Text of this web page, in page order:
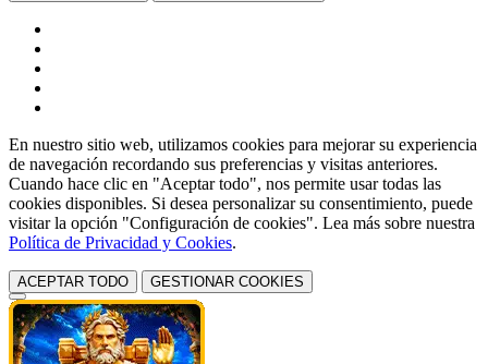
En nuestro sitio web, utilizamos cookies para mejorar su experiencia
de navegación recordando sus preferencias y visitas anteriores.
Cuando hace clic en "Aceptar todo", nos permite usar todas las
cookies disponibles. Si desea personalizar su consentimiento, puede
visitar la opción "Configuración de cookies". Lea más sobre nuestra
Política de Privacidad y Cookies.
ACEPTAR TODO GESTIONAR COOKIES